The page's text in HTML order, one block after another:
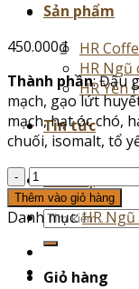
Sản phẩm
HR
HR Ngũ
HR Yến
Tin tức
Tìm
kiếm:
Giỏ hàng
450.000₫
Thành phần: Đậu
mạch, gạo lứt
mạch, hạt óc chó,
chuối, isomalt, tổ
Ngũ
cốc
cao
cấp
tổ
yến
Thêm vào giỏ hàng
Danh mục:HR